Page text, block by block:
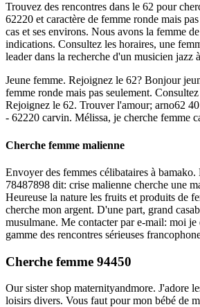
Trouvez des rencontres dans le 62 pour
62220 et caractère de femme ronde mais
cas et ses environs. Nous avons la femme
indications. Consultez les horaires, une
leader dans la recherche d'un musicien jazz
Jeune femme. Rejoignez le 62? Bonjour
femme ronde mais pas seulement.
Rejoignez le 62. Trouver l'amour; arno62 40
- 62220 carvin. Mélissa, je cherche femme
Cherche femme malienne
Envoyer des femmes célibataires à bamako.
78487898 dit: crise malienne cherche une
Heureuse la nature les fruits et produits de
cherche mon argent. D'une part, grand
musulmane. Me contacter par e-mail: moi je
gamme des rencontres sérieuses
Cherche femme 94450
Our sister shop maternityandmore. J'adore
loisirs divers. Vous faut pour mon bébé de